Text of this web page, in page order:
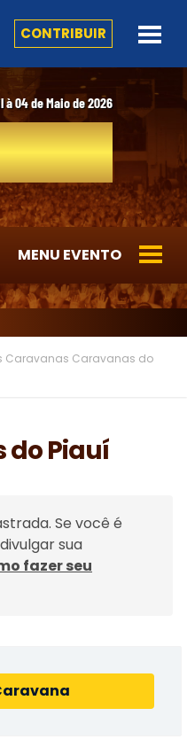
CONTRIBUIR
à 04 de Maio de 2026
DE MISSÕES
MENU EVENTO
Caravanas Caravanas do
do Piauí
Se você é
sua
fazer seu